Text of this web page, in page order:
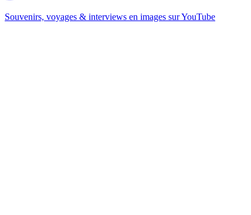
Souvenirs, voyages & interviews en images surYouTube